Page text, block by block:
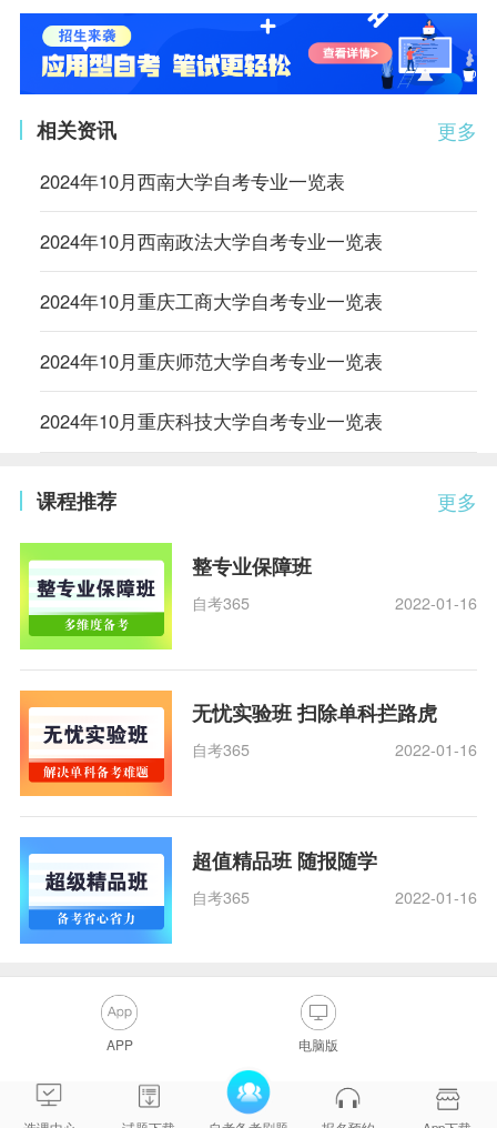
更多
相关资讯
2024年10月西南大学自考专业一览表
2024年10月西南政法大学自考专业一览表
2024年10月重庆工商大学自考专业一览表
2024年10月重庆师范大学自考专业一览表
2024年10月重庆科技大学自考专业一览表
更多
课程推荐
整专业保障班
自考365 2022-01-16
无忧实验班 扫除单科拦路虎
自考365 2022-01-16
超值精品班 随报随学
自考365 2022-01-16
APP 电脑版